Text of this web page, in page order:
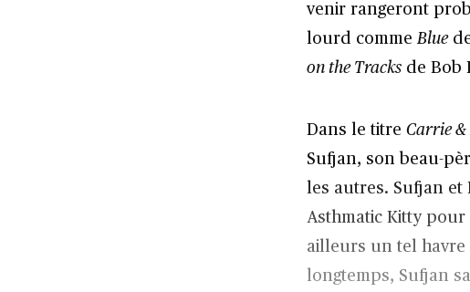
venir rangeront
lourd comme Blue
on the Tracksde Bob
Dans le titre Carrie &
Sufjan, son beau-
les autres. Sufjan
Asthmatic Kitty
ailleurs un tel havre
longtemps, Sufjan